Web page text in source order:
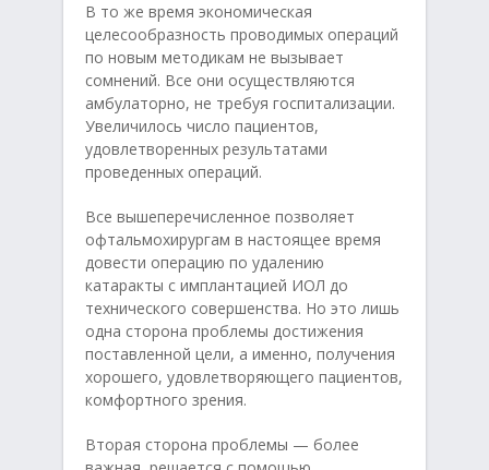
В то же время экономическая
целесообразность проводимых операций
по новым методикам не вызывает
сомнений. Все они осуществляются
амбулаторно, не требуя госпитализации.
Увеличилось число пациентов,
удовлетворенных результатами
проведенных операций.
Все вышеперечисленное позволяет
офтальмохирургам в настоящее время
довести операцию по удалению
катаракты с имплантацией ИОЛ до
технического совершенства. Но это лишь
одна сторона проблемы достижения
поставленной цели, а именно, получения
хорошего, удовлетворяющего пациентов,
комфортного зрения.
Вторая сторона проблемы — более